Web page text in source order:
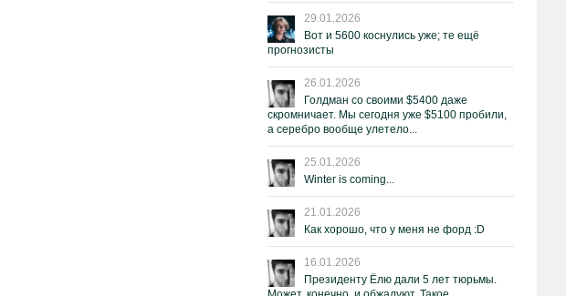
29.01.2026
Вот и 5600 коснулись уже; те ещё
прогнозисты
26.01.2026
Голдман со своими $5400 даже
скромничает. Мы сегодня уже $5100 пробили,
а серебро вообще улетело...
25.01.2026
Winter is coming...
21.01.2026
Как хорошо, что у меня не форд :D
16.01.2026
Президенту Ёлю дали 5 лет тюрьмы.